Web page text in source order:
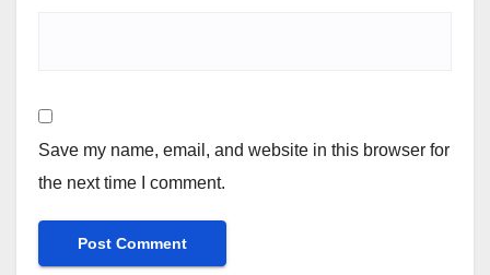
Save my name, email, and website in this browser for
the next time I comment.